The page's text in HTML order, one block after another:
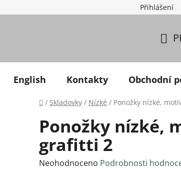
Přihlášení
English Kontakty Obchodní
Domů
/ Skladovky / Nízké / Ponožky nízké,
Ponožky nízké,
grafitti 2
Průměrné hodnocení produktu je 0,0
Neohodnoceno Podrobnosti